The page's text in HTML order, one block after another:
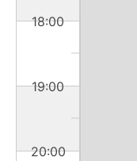
18:00
19:00
20:00